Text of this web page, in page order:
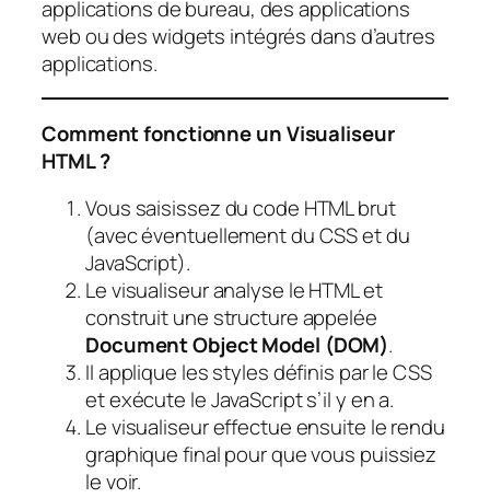
applications de bureau, des applications
web ou des widgets intégrés dans d’autres
applications.
Comment fonctionne un Visualiseur
HTML ?
Vous saisissez du code HTML brut
(avec éventuellement du CSS et du
JavaScript).
Le visualiseur analyse le HTML et
construit une structure appelée
Document Object Model (DOM).
Il applique les styles définis par le CSS
et exécute le JavaScript s’il y en a.
Le visualiseur effectue ensuite le rendu
graphique final pour que vous puissiez
le voir.